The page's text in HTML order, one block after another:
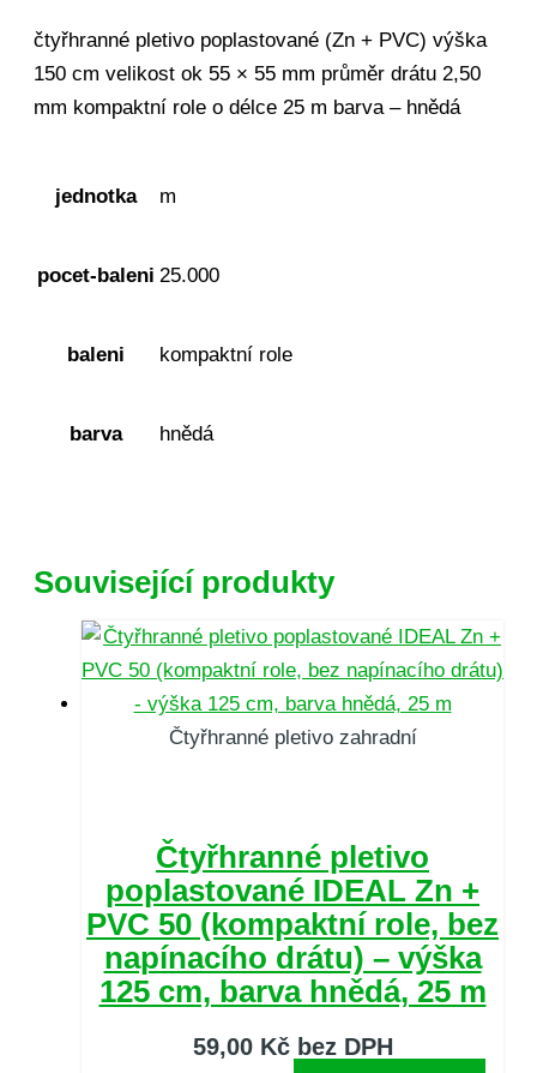
čtyřhranné pletivo poplastované (Zn + PVC) výška
150 cm velikost ok 55 × 55 mm průměr drátu 2,50
mm kompaktní role o délce 25 m barva – hnědá
jednotka m
pocet-baleni 25.000
baleni kompaktní role
barva hnědá
Související produkty
Čtyřhranné pletivo zahradní
Čtyřhranné pletivo
poplastované IDEAL Zn +
PVC 50 (kompaktní role, bez
napínacího drátu) – výška
125 cm, barva hnědá, 25 m
59,00 Kčbez DPH